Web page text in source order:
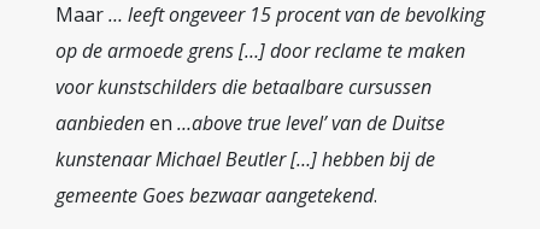
Maar… leeft ongeveer 15 procent van de bevolking
op de armoede grens […] door reclame te maken
voor kunstschilders die betaalbare cursussen
aanbiedenen …above true level’ van de Duitse
kunstenaar Michael Beutler […] hebben bij de
gemeente Goes bezwaar aangetekend.